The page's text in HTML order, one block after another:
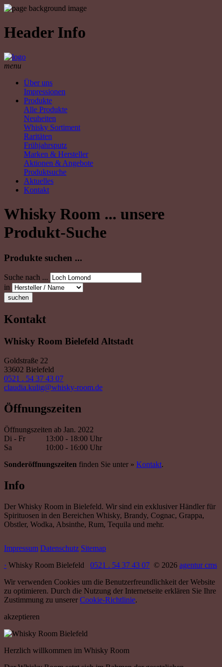
Header Info
menu
Über uns
Impressionen
Produkte
Alle Produkte
Neuheiten
Whisky Sortiment
Raritäten
Frühjahrsputz
Marken & Hersteller
Aktionen & Angebote
Produktsuche
Aktuelles
Kontakt
Whisky Room ... unsere
Produkt-Suche
Produkte suchen ...
Suche nach ...
in
suchen
Kontakt
Whisky Room Bielefeld Altstadt
Goldstraße 22
33602 Bielefeld
0521 . 54 37 43 07
claudia.kulig@whisky-room.de
Öffnungszeiten
Öffnungszeiten ab Jan. 2022
Di - Fr
13:00 - 18:00 Uhr
Sa
10:00 - 16:00 Uhr
Sonderöffnungszeiten finden Sie unter » Kontakt.
Info
Der Whisky Room in Bielefeld. Wir sind ein exklusiver Händler für
Spirituosen in den Bereichen Whisky, Brandy, Cognac, Grappa,
Obstler, Wodka, Absinthe, Rum, Tequila und mehr.
Impressum Datenschutz Sitemap
· Whisky Room Bielefeld 0521 . 54 37 43 07 © 2026 agentur cms
Wir verwenden Cookies um die Benutzerfreundlichkeit der Website
zu optimieren. Durch die Nutzung der Internetseite erklären Sie Ihre
Zustimmung zu unserer Cookie-Richtlinie.
akzeptieren
Herzlich willkommen im Whisky Room